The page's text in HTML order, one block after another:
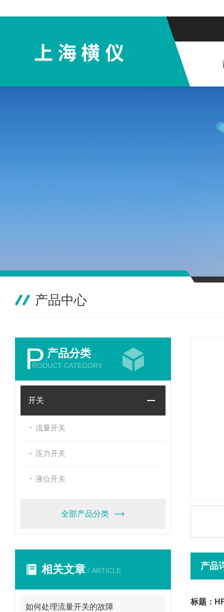
产品中心
P 产品分类
RODUCT CATEGORY
开关
流量开关
压力开关
液位开关
全部产品分类
相关文章 / ARTICLE
如何处理流量开关的故障
产品
标题：